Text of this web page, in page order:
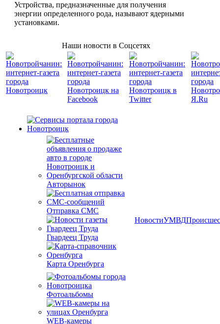
Устройства, предназначенные для получения
энергии определенного рода, называют ядерными
установками.
Наши новости в Соцсетях
Авторынок
Отправка СМС
Гвардеец Труда
Карта Оренбурга
Фотоальбомы
WEB-камеры
НовостиУМВД